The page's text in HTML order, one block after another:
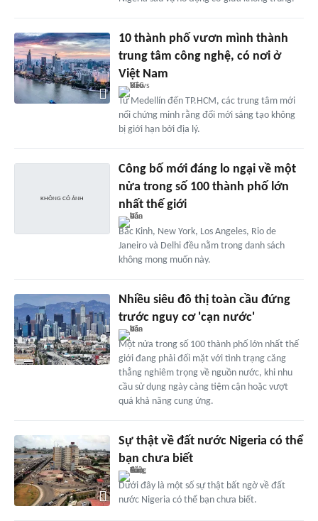
10 thành phố vươn mình thành
trung tâm công nghệ, có nơi ở
Việt Nam
Từ Medellín đến TP.HCM, các trung tâm mới
nổi chứng minh rằng đổi mới sáng tạo không
bị giới hạn bởi địa lý.
Công bố mới đáng lo ngại về một
nửa trong số 100 thành phố lớn
nhất thế giới
Bắc Kinh, New York, Los Angeles, Rio de
Janeiro và Delhi đều nằm trong danh sách
không mong muốn này.
Nhiều siêu đô thị toàn cầu đứng
trước nguy cơ 'cạn nước'
Một nửa trong số 100 thành phố lớn nhất thế
giới đang phải đối mặt với tình trạng căng
thẳng nghiêm trọng về nguồn nước, khi nhu
cầu sử dụng ngày càng tiệm cận hoặc vượt
quá khả năng cung ứng.
Sự thật về đất nước Nigeria có thể
bạn chưa biết
Dưới đây là một số sự thật bất ngờ về đất
nước Nigeria có thể bạn chưa biết.